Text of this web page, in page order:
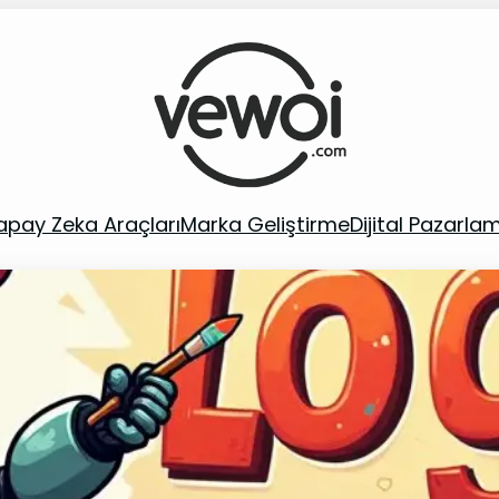
Zeka AraçlarıMarka GeliştirmeDijital